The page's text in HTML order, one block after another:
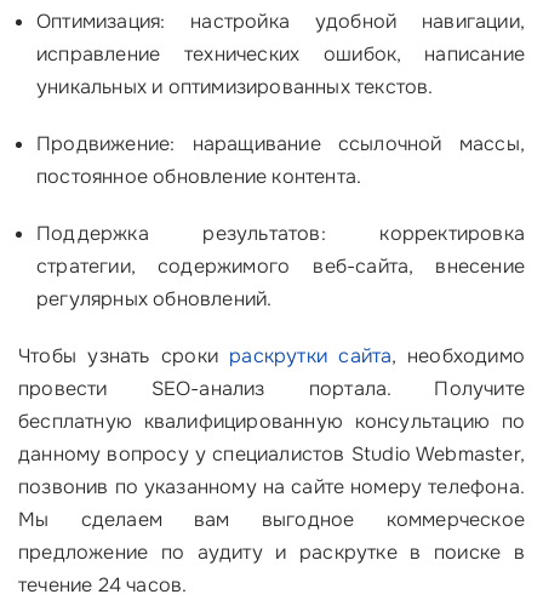
Оптимизация: настройка удобной навигации,
исправление технических ошибок, написание
уникальных и оптимизированных текстов.
Продвижение: наращивание ссылочной массы,
постоянное обновление контента.
Поддержка результатов: корректировка
стратегии, содержимого веб-сайта, внесение
регулярных обновлений.
Чтобы узнать сроки раскрутки сайта, необходимо
провести SEO-анализ портала. Получите
бесплатную квалифицированную консультацию по
данному вопросу у специалистов Studio Webmaster,
позвонив по указанному на сайте номеру телефона.
Мы сделаем вам выгодное коммерческое
предложение по аудиту и раскрутке в поиске в
течение 24 часов.